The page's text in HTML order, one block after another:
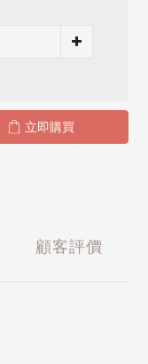
立即購買
顧客評價